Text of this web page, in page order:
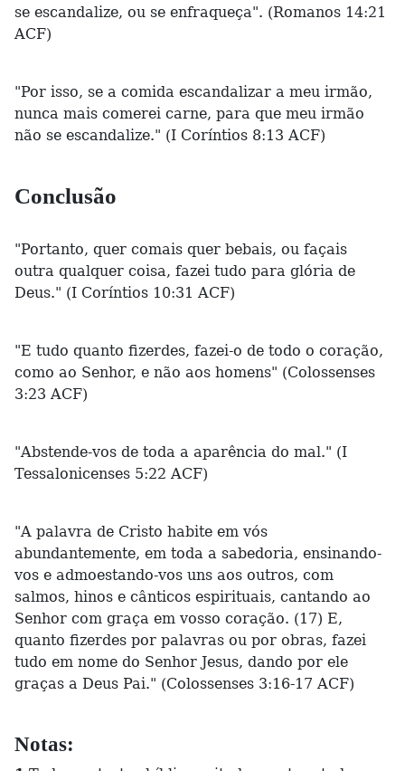
se escandalize, ou se enfraqueça". (Romanos 14:21
ACF)
"Por isso, se a comida escandalizar a meu irmão,
nunca mais comerei carne, para que meu irmão
não se escandalize." (I Coríntios 8:13 ACF)
Conclusão
"Portanto, quer comais quer bebais, ou façais
outra qualquer coisa, fazei tudo para glória de
Deus." (I Coríntios 10:31 ACF)
"E tudo quanto fizerdes, fazei-o de todo o coração,
como ao Senhor, e não aos homens" (Colossenses
3:23 ACF)
"Abstende-vos de toda a aparência do mal." (I
Tessalonicenses 5:22 ACF)
"A palavra de Cristo habite em vós
abundantemente, em toda a sabedoria, ensinando-
vos e admoestando-vos uns aos outros, com
salmos, hinos e cânticos espirituais, cantando ao
Senhor com graça em vosso coração. (17) E,
quanto fizerdes por palavras ou por obras, fazei
tudo em nome do Senhor Jesus, dando por ele
graças a Deus Pai." (Colossenses 3:16-17 ACF)
Notas: